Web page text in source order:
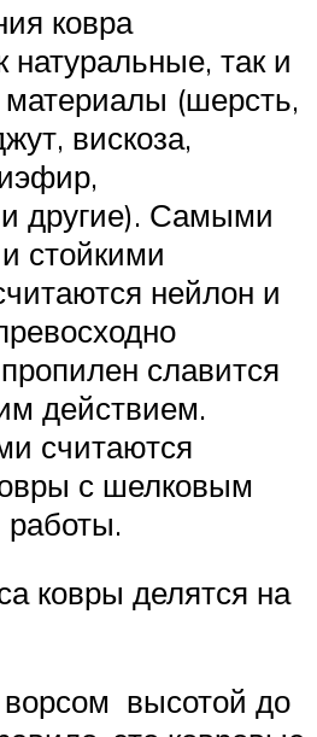
ковра
натуральные, так и
материалы (шерсть,
вискоза,
другие). Самыми
стойкими
нейлон и
славится
действием.
считаются
с шелковым
работы.
ковры делятся на
высотой до